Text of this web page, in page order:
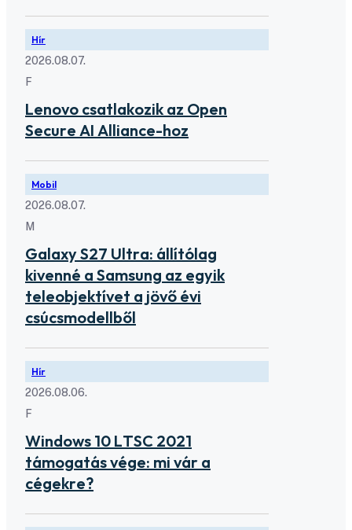
Hír
2026.08.07.
F
Lenovo csatlakozik az Open
Secure AI Alliance-hoz
Mobil
2026.08.07.
M
Galaxy S27 Ultra: állítólag
kivenné a Samsung az egyik
teleobjektívet a jövő évi
csúcsmodellből
Hír
2026.08.06.
F
Windows 10 LTSC 2021
támogatás vége: mi vár a
cégekre?